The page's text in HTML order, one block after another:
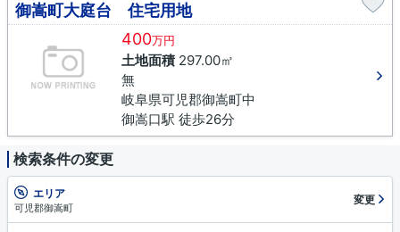
御嵩町大庭台 住宅用地
400万円
土地面積297.00㎡
無
岐阜県可児郡御嵩町中
御嵩口駅 徒歩26分
検索条件の変更
エリア
可児郡御嵩町
変更